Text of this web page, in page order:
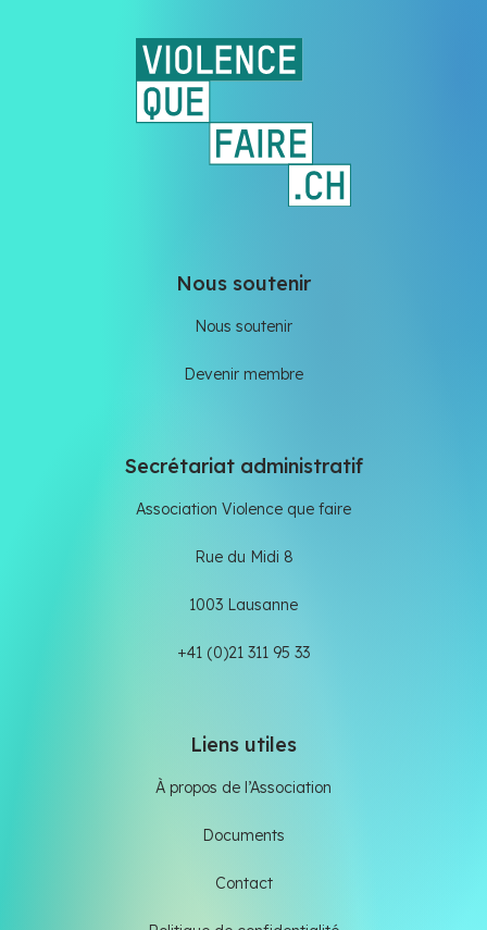
Nous soutenir
Nous soutenir
Devenir membre
Secrétariat administratif
Association Violence que faire
Rue du Midi 8
1003 Lausanne
+41 (0)21 311 95 33
Liens utiles
À propos de l’Association
Documents
Contact